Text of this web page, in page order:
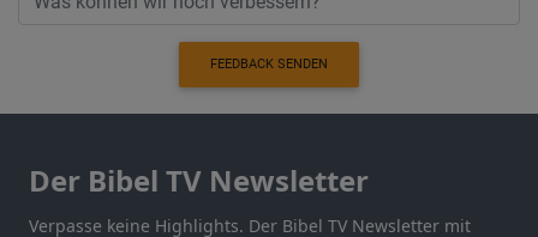
FEEDBACK SENDEN
Der Bibel TV Newsletter
Verpasse keine Highlights. Der Bibel TV Newsletter mit